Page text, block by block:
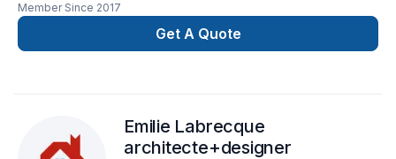
Capitale-Nationale,Chaudière-Appalaches. Nous croyons en
l'importance d'une approche personnalisée, adaptée à
chaque client, pour garantir des résultats au-delà de vos
Member Since 2017
Get A Quote
Emilie Labrecque
architecte+designer